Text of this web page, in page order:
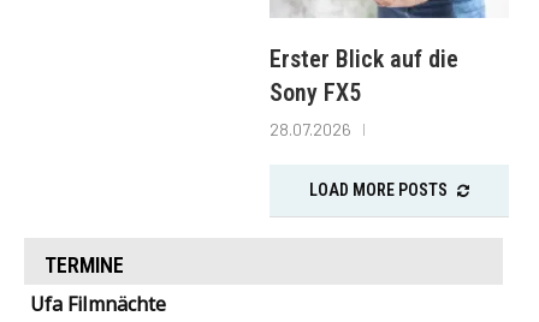
Erster Blick auf die
Sony FX5
28.07.2026
LOAD MORE POSTS
TERMINE
Ufa Filmnächte